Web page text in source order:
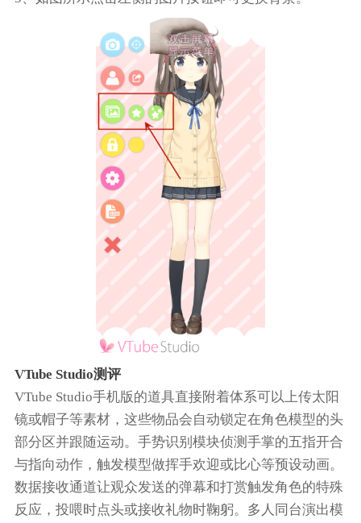
VTube Studio测评
VTube Studio手机版的道具直接附着体系可以上传太阳
镜或帽子等素材，这些物品会自动锁定在角色模型的头
部分区并跟随运动。手势识别模块侦测手掌的五指开合
与指向动作，触发模型做挥手欢迎或比心等预设动画。
数据接收通道让观众发送的弹幕和打赏触发角色的特殊
反应，投喂时点头或接收礼物时鞠躬。多人同台演出模